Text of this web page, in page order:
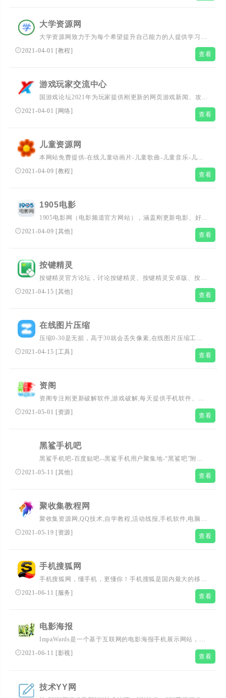
大学资源网
大学资源网致力于为每个希望提升自己能力的人提供学习平
台，通过这个平台每个人都有平等提高自己能力的机会，主
要学习资源有：大学课程、中学课程、小学课程、管理课程
2021-04-01 [教程] 查看
游戏玩家交流中心
国游戏论坛2021年为玩家提供刚更新的网页游戏新闻、攻
略、单机游戏资源下载、汉化、游戏补丁、手机游戏排行榜
2021-04-01 [网络] 查看
儿童资源网
本网站免费提供-在线儿童动画片-儿童歌曲-儿童音乐-儿童
文学-儿童故事-童话故事-有声读物-儿童游戏-儿童FLASH-
2021-04-09 [教程] 查看
1905电影
1905电影网（电影频道官方网站），涵盖刚更新电影、好看
的电影、经典电影、电影推荐、免费电影、高清电影在线观
2021-04-09 [其他] 查看
按键精灵
按键精灵官方论坛，讨论按键精灵、按键精灵安卓版、按键
盒子、网页按键精灵等产品，按键精灵工程师与您一起探
2021-04-15 [其他] 查看
在线图片压缩
压缩0-30是无损，高于30就会丢失像素,在线图片压缩工
具，支持GIF压缩、PNG压缩、JPG压缩
2021-04-15 [工具] 查看
资阁
资阁专注刚更新破解软件,游戏破解,每天提供手机软件、安
卓破解、致力于用心打造一个专业安全软件下载站、以及技
2021-05-01 [资源] 查看
黑鲨手机吧
黑鲨手机吧-百度贴吧--黑鲨手机用户聚集地-“黑鲨吧”附属
贴吧--【“黑鲨吧”附属贴吧之一】本吧是黑鲨手机用户交流
聚集地，尽量不要发广告以及黄牛贴，防止吧友上当受骗！
2021-05-11 [其他] 查看
聚收集教程网
聚收集资源网,QQ技术,自学教程,活动线报,手机软件,电脑软
件,女孩福利,网站源码,网站推荐,美食菜谱,生活常识,等免费
2021-05-19 [资源] 查看
手机搜狐网
手机搜狐网，懂手机，更懂你！手机搜狐是国内最大的移动
门户之一，利用搜狐门户矩阵资源，内容覆盖新闻、财经、
体育、娱乐、汽车、房产、图库、视频等资讯，为10亿手机
2021-06-11 [服务] 查看
电影海报
ImpaWards是一个基于互联网的电影海报手机展示网站，提
供海量的电影海报资源，用户可以查询从1912年到现在的所
2021-06-11 [影视] 查看
技术YY网